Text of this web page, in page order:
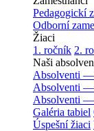
Pedagogickí
Odborní
Žiaci
1. ročník 2.
Naši
Absolventi
Absolventi
Absolventi
Galéria tabiel
Úspešní žiaci